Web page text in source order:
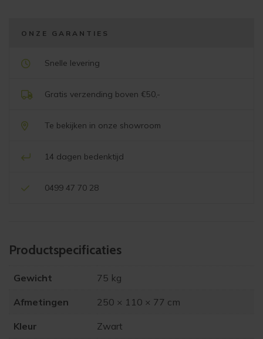
ONZE GARANTIES
Snelle levering
Gratis verzending boven €50,-
Te bekijken in onze showroom
14 dagen bedenktijd
0499 47 70 28
Product­specificaties
Gewicht 75 kg
Afmetingen 250 × 110 × 77 cm
Kleur Zwart